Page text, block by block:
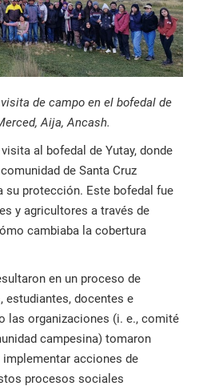
de campo en el bofedal de
Aija, Ancash.
al bofedal de Yutay, donde
de Santa Cruz
su protección. Este bofedal fue
y agricultores a través de
cambiaba la cobertura
en un proceso de
estudiantes, docentes e
las organizaciones (i. e., comité
campesina) tomaron
acciones de
procesos sociales